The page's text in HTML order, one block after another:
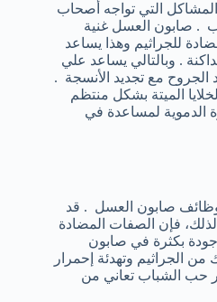
التي تواجه أصحاب
. صابون العسل غنية
للجراثيم وهذا يساعد
. وبالتالي يساعد علي
الجروح مع تجديد الأنسجة .
الميتة بشكل منتظم
الدموية لمساعدة في
صابون العسل . قد
فإن الصفات المضادة
بكثرة في صابون
الجراثيم وتهدئة إحمرار
حب الشباب تعاني من